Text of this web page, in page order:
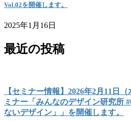
Vol.02を開催します。
2025年1月16日
最近の投稿
【セミナー情報】2026年2月11日
ミナー「みんなのデザイン研究所
ないデザイン」」を開催します。